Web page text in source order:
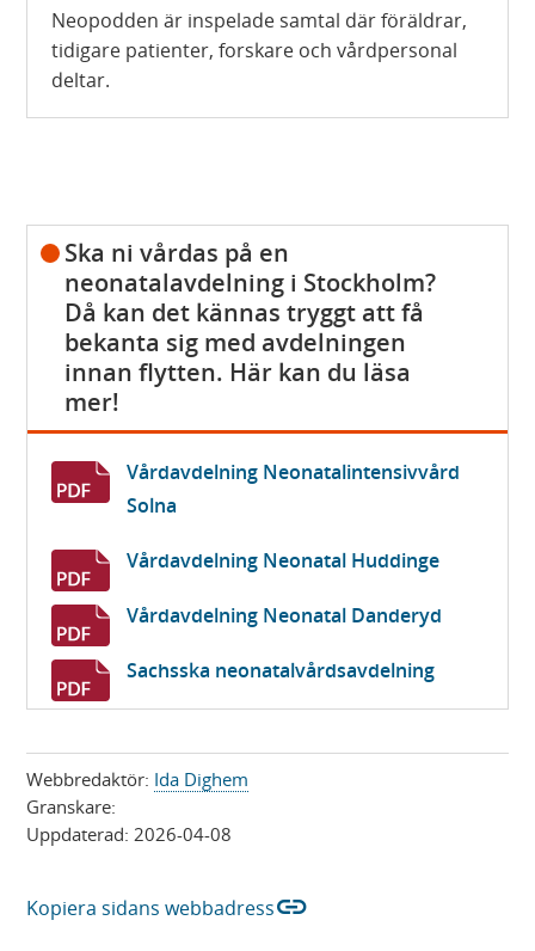
)
t
t
ö
t
e
r
)
ö
p
n
i
n
y
t
f
s
t
e
)
Neopodden är inspelade samtal där föräldrar,
tidigare patienter, forskare och vårdpersonal
deltar.
Ska ni vårdas på en
neonatalavdelning i Stockholm?
Då kan det kännas tryggt att få
bekanta sig med avdelningen
innan flytten. Här kan du läsa
mer!
Vårdavdelning Neonatalintensivvård
Solna
Vårdavdelning Neonatal Huddinge
Vårdavdelning Neonatal Danderyd
Sachsska neonatalvårdsavdelning
Webbredaktör: Ida Dighem
Granskare:
Uppdaterad:2026-04-08
Kopiera sidans webbadresslink